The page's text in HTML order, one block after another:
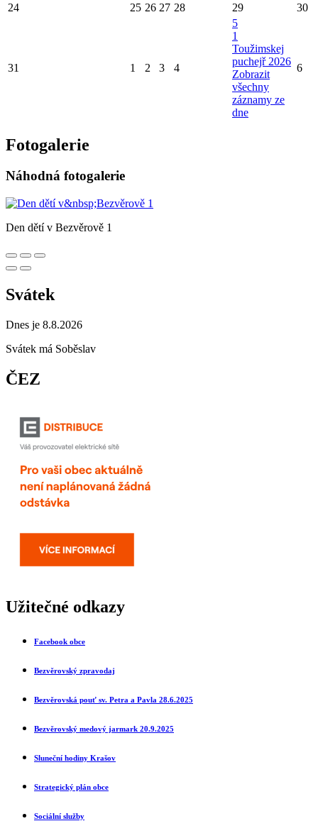
24 25 26 27 28 29 30
31 1 2 3 4
5
1
Toužimskej
puchejř 2026
Zobrazit
všechny
záznamy ze
dne
6
Fotogalerie
Náhodná fotogalerie
Den dětí v Bezvěrově 1
Svátek
Dnes je 8.8.2026
Svátek má Soběslav
ČEZ
Užitečné odkazy
Facebook obce
Bezvěrovský zpravodaj
Bezvěrovská pouť sv. Petra a Pavla 28.6.2025
Bezvěrovský medový jarmark 20.9.2025
Sluneční hodiny Krašov
Strategický plán obce
Sociální služby